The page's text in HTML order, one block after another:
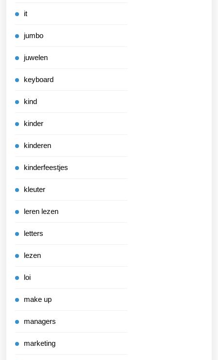
it
jumbo
juwelen
keyboard
kind
kinder
kinderen
kinderfeestjes
kleuter
leren lezen
letters
lezen
loi
make up
managers
marketing